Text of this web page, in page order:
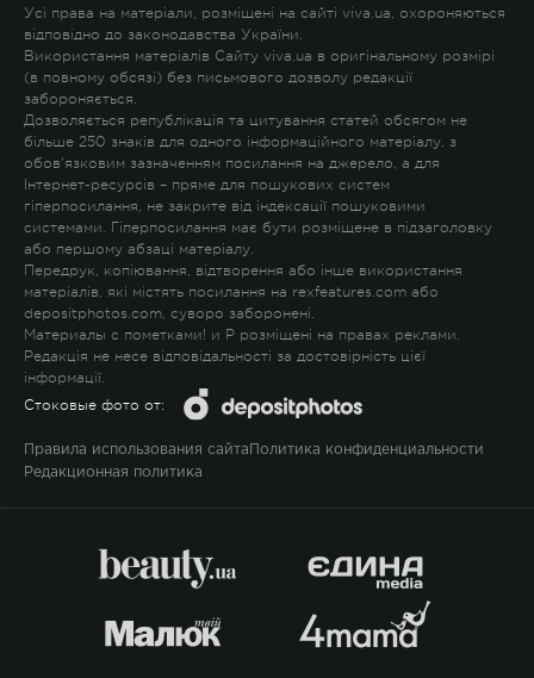
Усі права на матеріали, розміщені на сайті viva.ua, охороняються
відповідно до законодавства України.
Використання матеріалів Сайту viva.ua в оригінальному розмірі
(в повному обсязі) без письмового дозволу редакції
забороняється.
Дозволяється републікація та цитування статей обсягом не
більше 250 знаків для одного інформаційного матеріалу, з
обов'язковим зазначенням посилання на джерело, а для
Інтернет-ресурсів – пряме для пошукових систем
гіперпосилання, не закрите від індексації пошуковими
системами. Гіперпосилання має бути розміщене в підзаголовку
або першому абзаці матеріалу.
Передрук, копіювання, відтворення або інше використання
матеріалів, які містять посилання на rexfeatures.com або
depositphotos.com, суворо заборонені.
Материалы с пометками! и P розміщені на правах реклами.
Редакція не несе відповідальності за достовірність цієї
інформації.
Стоковые фото от:
Правила использования сайта Политика конфиденциальности
Редакционная политика